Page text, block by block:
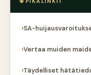
SA-
Vertaa muiden
Täydelliset